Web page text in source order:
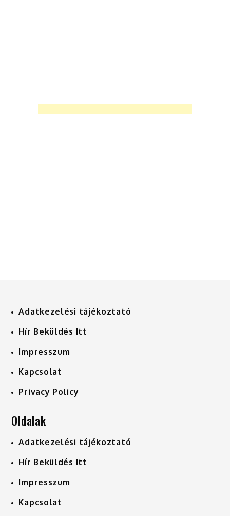
Adatkezelési tájékoztató
Hír Beküldés Itt
Impresszum
Kapcsolat
Privacy Policy
Oldalak
Adatkezelési tájékoztató
Hír Beküldés Itt
Impresszum
Kapcsolat